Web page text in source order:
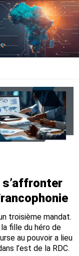
s’affronter
troisième mandat.
fille du héro de
au pouvoir a lieu
l’est de la RDC.